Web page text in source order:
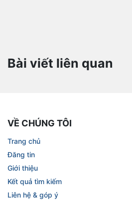
Bài viết liên quan
VỀ CHÚNG TÔI
Trang chủ
Đăng tin
Giới thiệu
Kết quả tìm kiếm
Liên hệ & góp ý